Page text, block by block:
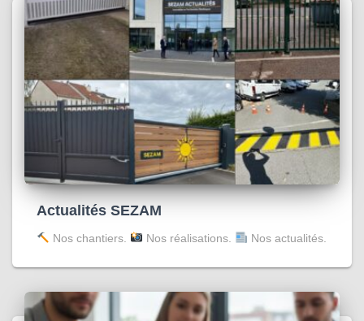
Actualités SEZAM
Nos chantiers. Nos réalisations. Nos actualités.